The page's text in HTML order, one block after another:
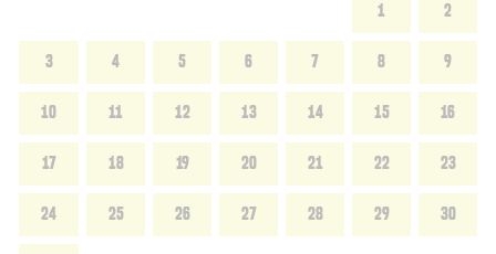
1 2
3 4 5 6 7 8 9
10 11 12 13 14 15 16
17 18 19 20 21 22 23
24 25 26 27 28 29 30